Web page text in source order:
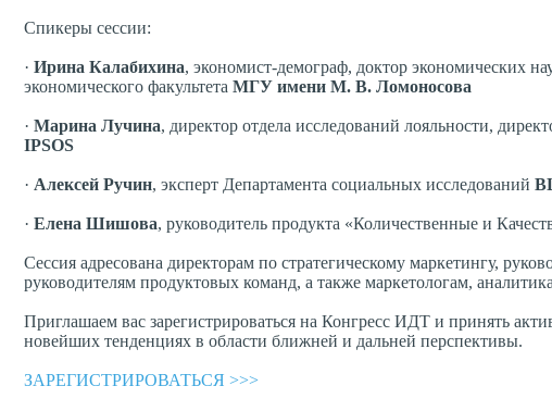
Спикеры сессии:
· Ирина Калабихина, экономист-демограф, доктор экономических
экономического факультета МГУ имени М. В. Ломоносова
· Марина Лучина, директор отдела исследований лояльности,
IPSOS
· Алексей Ручин, эксперт Департамента социальных исследований
· Елена Шишова, руководитель продукта «Количественные и
Сессия адресована директорам по стратегическому маркетингу,
руководителям продуктовых команд, а также маркетологам,
Приглашаем вас зарегистрироваться на Конгресс ИДТ и принять
новейших тенденциях в области ближней и дальней перспективы.
ЗАРЕГИСТРИРОВАТЬСЯ >>>